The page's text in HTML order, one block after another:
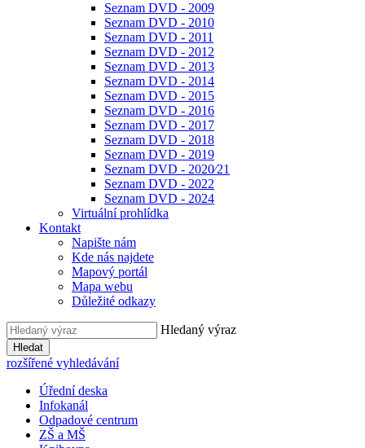
Seznam DVD - 2009
Seznam DVD - 2010
Seznam DVD - 2011
Seznam DVD - 2012
Seznam DVD - 2013
Seznam DVD - 2014
Seznam DVD - 2015
Seznam DVD - 2016
Seznam DVD - 2017
Seznam DVD - 2018
Seznam DVD - 2019
Seznam DVD - 2020⁄21
Seznam DVD - 2022
Seznam DVD - 2024
Virtuální prohlídka
Kontakt
Napište nám
Kde nás najdete
Mapový portál
Mapa webu
Důležité odkazy
Hledaný výraz
Hledat
rozšířené vyhledávání
Úřední deska
Infokanál
Odpadové centrum
ZŠ a MŠ